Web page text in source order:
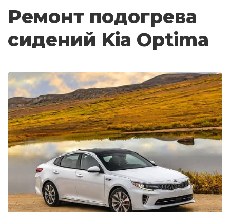
Ремонт подогрева
сидений Kia Optima